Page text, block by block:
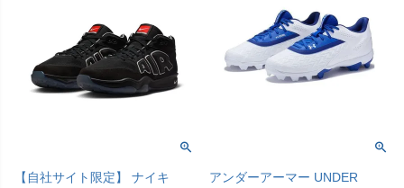
【自社サイト限定】 ナイキ
アンダーアーマー UNDER